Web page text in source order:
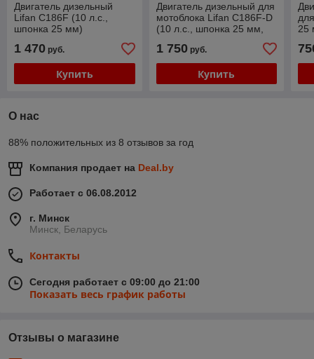
Двигатель дизельный
Lifan C186F (10 л.с.,
шпонка 25 мм)
1 470 руб.
Купить
Двигатель дизельный для
мотоблока Lifan C186F-D
(10 л.с., шпонка 25 мм,
1 750руб.
Купить
25
О нас
88% положительных из 8 отзывов за год
Компания продает на Deal.by
Работает с 06.08.2012
г. Минск
Минск, Беларусь
Контакты
Сегодня работает с 09:00 до 21:00
Показать весь график работы
Отзывы о магазине